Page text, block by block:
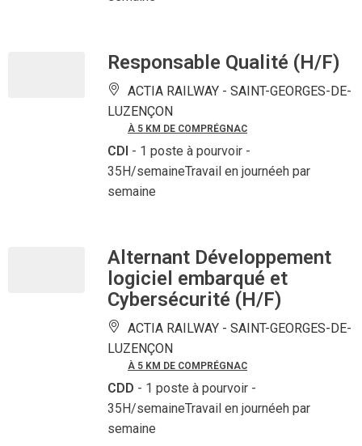
Responsable Qualité (H/F)
ACTIA RAILWAY - SAINT-GEORGES-DE-
LUZENÇON
À 5 KM DE COMPRÉGNAC
CDI - 1 poste à pourvoir -
35H/semaineTravail en journéeh par
semaine
Alternant Développement
logiciel embarqué et
Cybersécurité (H/F)
ACTIA RAILWAY - SAINT-GEORGES-DE-
LUZENÇON
À 5 KM DE COMPRÉGNAC
CDD - 1 poste à pourvoir -
35H/semaineTravail en journéeh par
semaine